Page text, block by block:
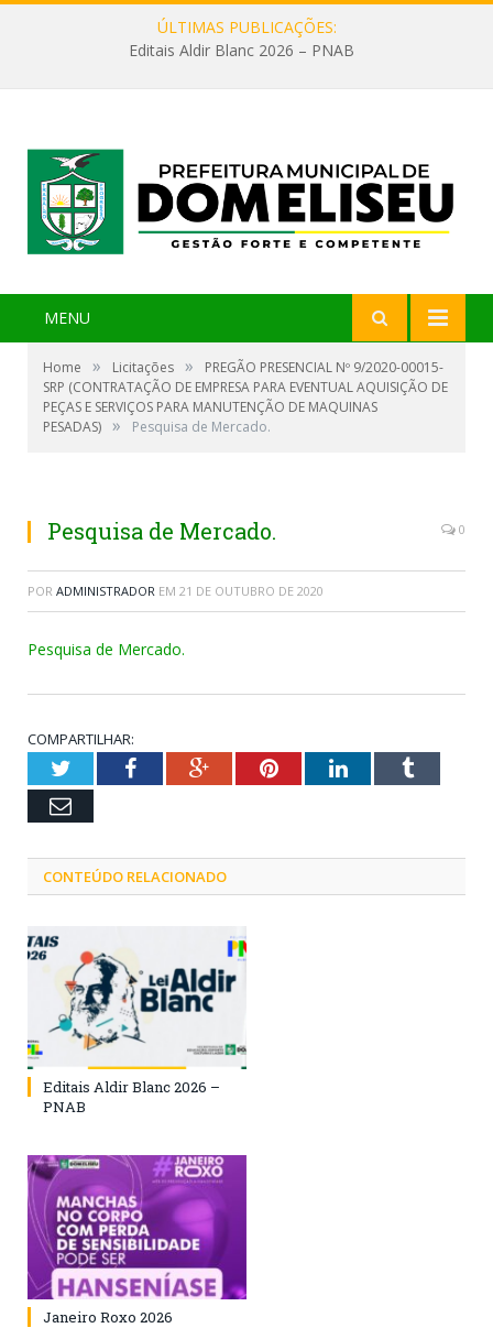
ÚLTIMAS PUBLICAÇÕES:
Editais Aldir Blanc 2026 – PNAB
MENU
Home » Licitações »
PREGÃO PRESENCIAL Nº 9/2020-00015-
SRP (CONTRATAÇÃO DE EMPRESA PARA EVENTUAL AQUISIÇÃO DE
PEÇAS E SERVIÇOS PARA MANUTENÇÃO DE MAQUINAS
PESADAS) » Pesquisa de Mercado.
Pesquisa de Mercado. 0
POR ADMINISTRADOR EM 21 DE OUTUBRO DE 2020
Pesquisa de Mercado.
COMPARTILHAR:
TwitterFacebookGoogle+PinterestLinkedInTumblr
Email
CONTEÚDO RELACIONADO
Editais Aldir Blanc 2026 –
PNAB
Janeiro Roxo 2026